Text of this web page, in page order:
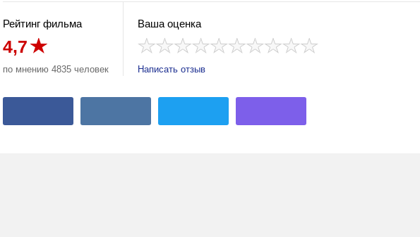
Рейтинг фильма
4,7
по мнению 4835 человек
Ваша оценка
Написать отзыв